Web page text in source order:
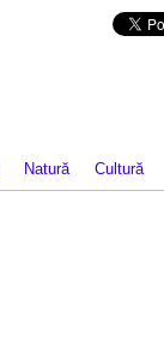
Natură Cultură